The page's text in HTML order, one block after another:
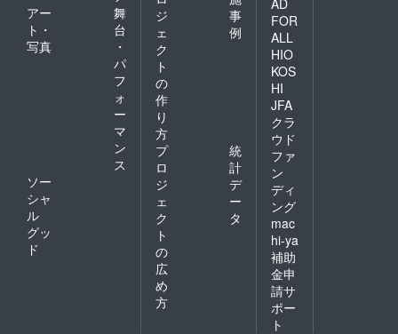
アー
ト・
写真
舞
台
・
パ
フ
ォ
ー
マ
ン
ス
ソー
シャ
ル
グッ
ド
ジ
ェ
ク
ト
の
作
り
方
事
例
プ
ロ
ジ
ェ
ク
ト
の
広
め
方
統
計
デ
ー
タ
FOR
ALL
HIO
KOS
HI
JFA
クラ
ウド
ファ
ン
ディ
ング
mac
hi-ya
補助
金申
請サ
ポー
ト